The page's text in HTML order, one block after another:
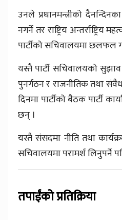
उनले प्रधानमन्त्रीको
नगर्ने तर राष्ट्रिय अन्तर्राष्ट्रिय
पार्टीको सचिवालयमा छलफल
यस्तै पार्टी सचिवालयको सुझाव
पुनर्गठन र राजनीतिक तथा
दिनमा पार्टीको बैठक पार्टी
छन् ।
यस्तै संसदमा नीति तथा
सचिवालयमा परामर्श लिनुपर्ने
तपाईंको प्रतिक्रिया